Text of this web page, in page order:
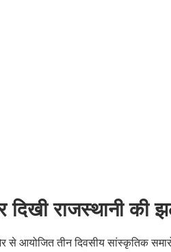
दिखी राजस्थानी की
से आयोजित तीन दिवसीय सांस्कृतिक